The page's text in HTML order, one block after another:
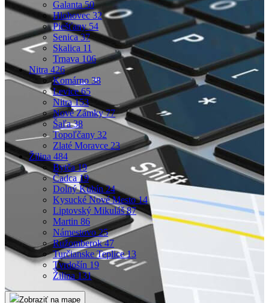
Galanta50
Hlohovec32
Piešťany54
Senica37
Skalica 11
Trnava 106
Nitra 426
Komárno 38
Levice65
Nitra153
Nové Zámky77
Šaľa38
Topoľčany 32
Zlaté Moravce23
Žilina 484
Bytča19
Čadca19
Dolný Kubín24
Kysucké Nové Mesto14
Liptovský Mikuláš87
Martin 86
Námestovo 25
Ružomberok47
Turčianske Teplice13
Tvrdošín 19
Žilina 131
Zobraziť na mape